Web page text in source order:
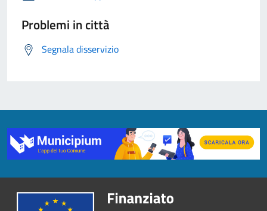
Problemi in città
Segnala disservizio